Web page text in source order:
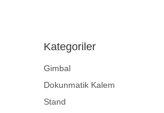
Kategoriler
Gimbal
Dokunmatik Kalem
Stand